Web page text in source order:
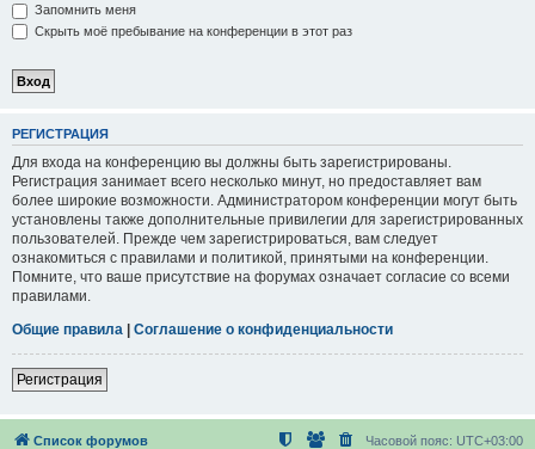
Запомнить меня
Скрыть моё пребывание на конференции в этот раз
РЕГИСТРАЦИЯ
Для входа на конференцию вы должны быть зарегистрированы.
Регистрация занимает всего несколько минут, но предоставляет вам
более широкие возможности. Администратором конференции могут быть
установлены также дополнительные привилегии для зарегистрированных
пользователей. Прежде чем зарегистрироваться, вам следует
ознакомиться с правилами и политикой, принятыми на конференции.
Помните, что ваше присутствие на форумах означает согласие со всеми
правилами.
Общие правила | Соглашение о конфиденциальности
Регистрация
Список форумов Часовой пояс: UTC+03:00